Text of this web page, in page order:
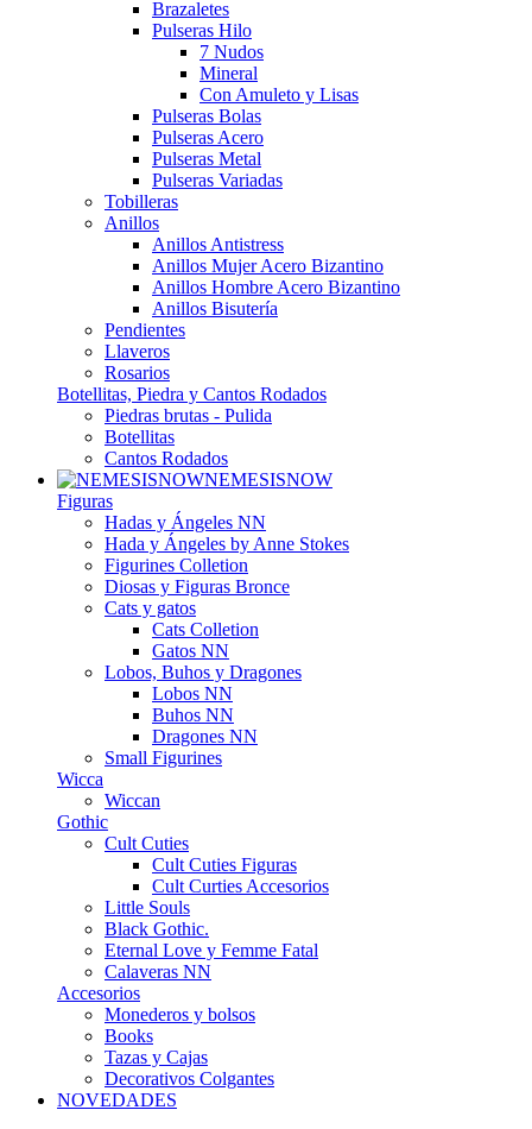
Brazaletes
Pulseras Hilo
7 Nudos
Mineral
Con Amuleto y Lisas
Pulseras Bolas
Pulseras Acero
Pulseras Metal
Pulseras Variadas
Tobilleras
Anillos
Anillos Antistress
Anillos Mujer Acero Bizantino
Anillos Hombre Acero Bizantino
Anillos Bisutería
Pendientes
Llaveros
Rosarios
Botellitas, Piedra y Cantos Rodados
Piedras brutas - Pulida
Botellitas
Cantos Rodados
NEMESISNOW
Figuras
Hadas y Ángeles NN
Hada y Ángeles by Anne Stokes
Figurines Colletion
Diosas y Figuras Bronce
Cats y gatos
Cats Colletion
Gatos NN
Lobos, Buhos y Dragones
Lobos NN
Buhos NN
Dragones NN
Small Figurines
Wicca
Wiccan
Gothic
Cult Cuties
Cult Cuties Figuras
Cult Curties Accesorios
Little Souls
Black Gothic.
Eternal Love y Femme Fatal
Calaveras NN
Accesorios
Monederos y bolsos
Books
Tazas y Cajas
Decorativos Colgantes
NOVEDADES